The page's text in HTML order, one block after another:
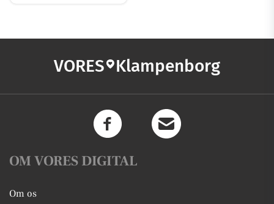
VORES Klampenborg
OM VORES DIGITAL
Om os